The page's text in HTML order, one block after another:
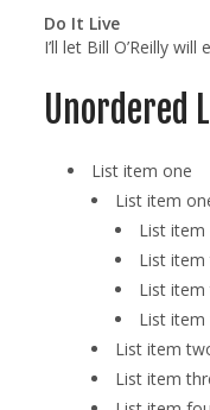
Do It Live
I’ll let Bill O’Reilly will
Unordered
List item one
List item
List item
List
List item
List
List item
List item